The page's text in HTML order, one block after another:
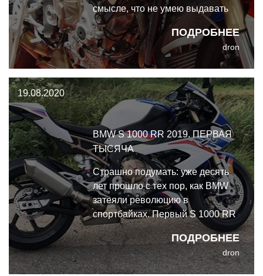
ПОДРОБНЕЕ
смысле, что не умею выдавать
стабильный результат в
стабильных условиях. Но
табличку среднего по двум
лучшим заездам привожу.
dron
19.08.2020
BMW S 1000 RR 2019. ПЕРВАЯ
ТЫСЯЧА
ПОДРОБНЕЕ
Страшно подумать: уже десять
лет прошло с тех пор, как BMW
затеяли революцию в
спортбайках. Первый S 1000 RR
появился весьма помпезно - и не
разочаровал. Случалось, и у
BMW в частности, что очередная
итерация хорошего мотоцикла
dron